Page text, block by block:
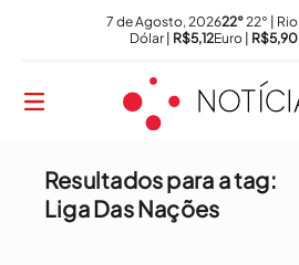
7 de Agosto, 202622°22° |
Dólar | R$5,12Euro | R$5,90
Resultados para a tag:
Liga Das Nações